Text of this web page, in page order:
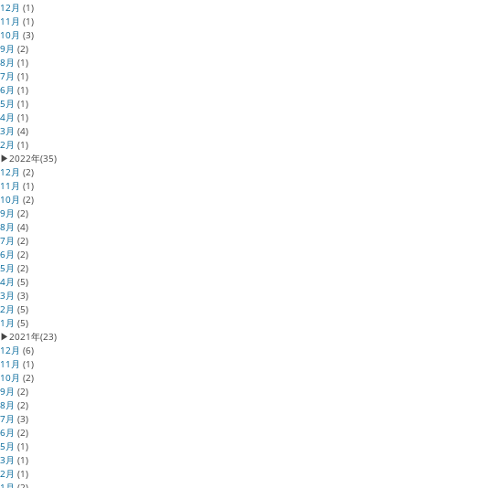
12月 (1)
11月 (1)
10月 (3)
9月 (2)
8月 (1)
7月 (1)
6月 (1)
5月 (1)
4月 (1)
3月 (4)
2月 (1)
▶2022年(35)
12月 (2)
11月 (1)
10月 (2)
9月 (2)
8月 (4)
7月 (2)
6月 (2)
5月 (2)
4月 (5)
3月 (3)
2月 (5)
1月 (5)
▶2021年(23)
12月 (6)
11月 (1)
10月 (2)
9月 (2)
8月 (2)
7月 (3)
6月 (2)
5月 (1)
3月 (1)
2月 (1)